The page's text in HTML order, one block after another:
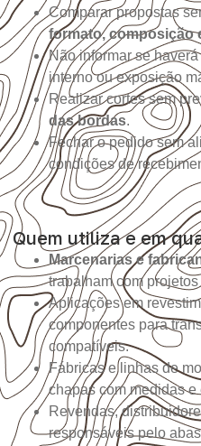
Comparar propostas
formato, composição
Não informar se
interno ou exposição
Realizar cortes sem
das bordas.
Fechar o pedido sem
condições de
Quem utiliza e em
Marcenarias e
trabalham com
Aplicações em
componentes para
compatíveis.
Fábricas e linhas de
chapas com medidas
Revendas,
responsáveis pelo